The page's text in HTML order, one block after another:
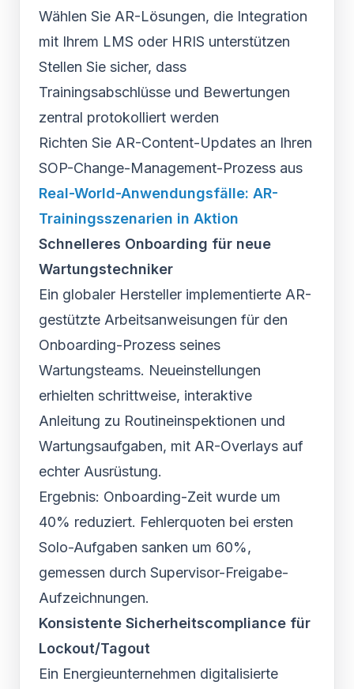
Wählen Sie AR-Lösungen, die Integration
mit Ihrem LMS oder HRIS unterstützen
Stellen Sie sicher, dass
Trainingsabschlüsse und Bewertungen
zentral protokolliert werden
Richten Sie AR-Content-Updates an Ihren
SOP-Change-Management-Prozess aus
Real-World-Anwendungsfälle: AR-
Trainingsszenarien in Aktion
Schnelleres Onboarding für neue
Wartungstechniker
Ein globaler Hersteller implementierte AR-
gestützte Arbeitsanweisungen für den
Onboarding-Prozess seines
Wartungsteams. Neueinstellungen
erhielten schrittweise, interaktive
Anleitung zu Routineinspektionen und
Wartungsaufgaben, mit AR-Overlays auf
echter Ausrüstung.
Ergebnis: Onboarding-Zeit wurde um
40% reduziert. Fehlerquoten bei ersten
Solo-Aufgaben sanken um 60%,
gemessen durch Supervisor-Freigabe-
Aufzeichnungen.
Konsistente Sicherheitscompliance für
Lockout/Tagout
Ein Energieunternehmen digitalisierte